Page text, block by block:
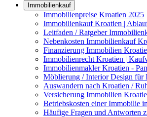
Immobilienkauf
Immobilienpreise Kroatien 2025
Immobilienkauf Kroatien |
Leitfaden / Ratgeber
Nebenkosten Immobilienkauf
Finanzierung Immobilien
Immobilienrecht Kroatien |
Immobilienmakler Kroatien -
Möblierung / Interior Design für
Auswandern nach Kroatien /
Versicherung Immobilien
Betriebskosten einer Immobilie
Häufige Fragen und Antworten